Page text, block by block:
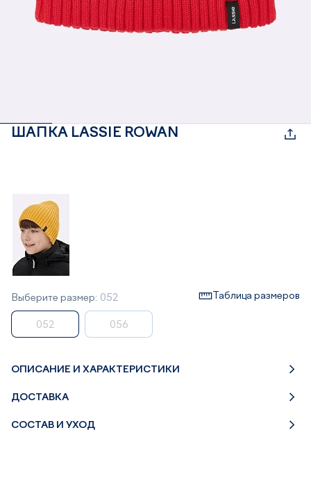
ШАПКА LASSIE ROWAN
Выберите размер: 052 Таблица размеров
052 056
ОПИСАНИЕ И ХАРАКТЕРИСТИКИ
ДОСТАВКА
СОСТАВ И УХОД